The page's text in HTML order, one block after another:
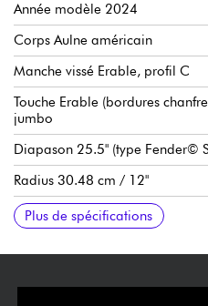
Année modèle 2024
Corps Aulne américain
Manche vissé Erable, profil C
Touche Erable (bordures
jumbo
Diapason 25.5" (type Fender©
Radius 30.48 cm / 12"
Largeur manche au sillet 42 mm
Micros simple-bobinage Sire LC
Volume
Tonalité
Sélecteur micros 5x positions
Chevalet / vibrato traditional
Block and Steel Bent Saddle)
Mécaniques à blocage Sire
Finition brillant
Plus de spécifications